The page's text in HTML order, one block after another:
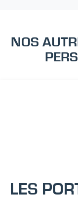
NOS
LES